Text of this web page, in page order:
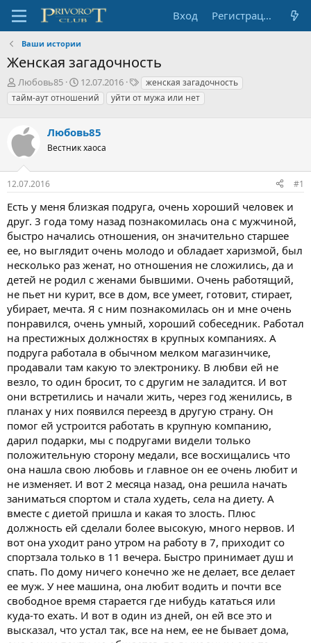
Вход Регистрация
Ваши истории
Женская загадочность
А
в
т
р
е
м
ы
Любовь85
Д
а
т
н
а
а
а
12.07.2016
Т
е
г
женская загадочность
тайм-аут отношений
уйти от мужа или нет
Любовь85
Вестник хаоса
12.07.2016 #1
Есть у меня близкая подруга, очень хороший человек и
друг. 3 года тому назад познакомилась она с мужчиной,
быстро начались отношения, он значительно старшее
ее, но выглядит очень молодо и обладает харизмой, был
несколько раз женат, но отношения не сложились, да и
детей не родил с женами бывшими. Очень работящий,
не пьет ни курит, все в дом, все умеет, готовит, стирает,
убирает, мечта. Я с ним познакомилась он и мне очень
понравился, очень умный, хороший собеседник. Работал
на престижных должностях в крупных компаниях. А
подруга работала в обычном мелком магазинчике,
продавали там какую то электронику. В любви ей не
везло, то один бросит, то с другим не заладится. И вот
они встретились и начали жить, через год женились, в
планах у них появился переезд в другую страну. Он
помог ей устроится работать в крупную компанию,
дарил подарки, мы с подругами видели только
положительную сторону медали, все восхищались что
она нашла свою любовь и главное он ее очень любит и
не изменяет. И вот 2 месяца назад, она решила начать
заниматься спортом и стала худеть, села на диету. А
вместе с диетой пришла и какая то злость. Плюс
должность ей сделали более высокую, много нервов. И
вот она уходит рано утром на работу в 7, приходит со
спортзала только в 11 вечера. Быстро принимает душ и
спать. По дому ничего конечно же не делает, все делает
ее муж. У нее машина, она любит водить и почти все
свободное время старается где нибудь кататься или
куда-то ехать. И вот в один из дней, он ей все это и
высказал, что устал так, все на нем, ее не бывает дома,